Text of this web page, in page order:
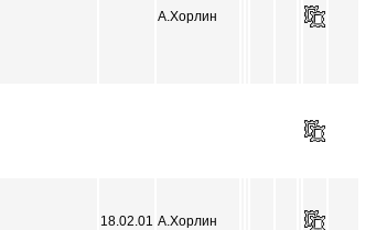
А.Хорлин
18.02.01 А.Хорлин